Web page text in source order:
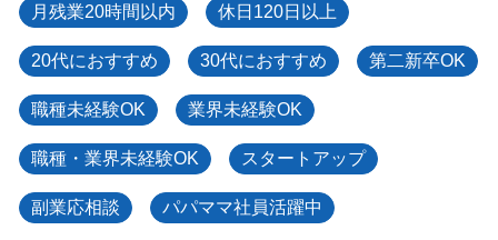
月残業20時間以内 休日120日以上
20代におすすめ 30代におすすめ 第二新卒OK
職種未経験OK 業界未経験OK
職種・業界未経験OK スタートアップ
副業応相談 パパママ社員活躍中